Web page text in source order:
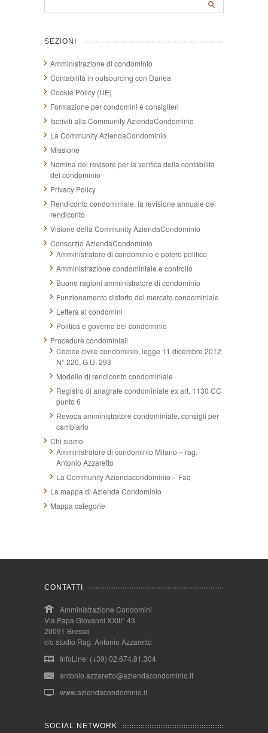
SEZIONI
Amministrazione di condominio
Contabilità in outsourcing con Danea
Cookie Policy (UE)
Formazione per condomini e consiglieri
Iscriviti alla Community AziendaCondominio
La Community AziendaCondominio
Missione
Nomina del revisore per la verifica della contabilità
del condominio
Privacy Policy
Rendiconto condominiale, la revisione annuale del
rendiconto
Visione della Community AziendaCondominio
Consorzio AziendaCondominio
Amministratore di condominio e potere politico
Amministrazione condominiale e controllo
Buone ragioni amministratore di condominio
Funzionamento distorto del mercato condominiale
Lettera ai condomini
Politica e governo del condominio
Procedure condominiali
Codice civile condominio, legge 11 dicembre 2012
N° 220, G.U. 293
Modello di rendiconto condominiale
Registro di anagrafe condominiale ex art. 1130 CC
punto 6
Revoca amministratore condominiale, consigli per
cambiarlo
Chi siamo
Amministratore di condominio Milano – rag.
Antonio Azzaretto
La Community Aziendacondominio – Faq
La mappa di Azienda Condominio
Mappa categorie
CONTATTI
Amministrazione Condomini
Via Papa Giovanni XXIII° 43
20091 Bresso
c/o studio Rag. Antonio Azzaretto
InfoLine: (+39) 02.674.81.304
antonio.azzaretto@aziendacondominio.it
www.aziendacondominio.it
SOCIAL NETWORK